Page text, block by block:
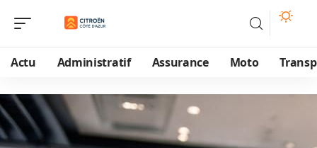
Actu Administratif Assurance Moto